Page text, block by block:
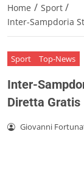
Home / Sport /
Inter-Sampdoria
Sport Top-News
Inter-
Diretta Gratis
Giovanni